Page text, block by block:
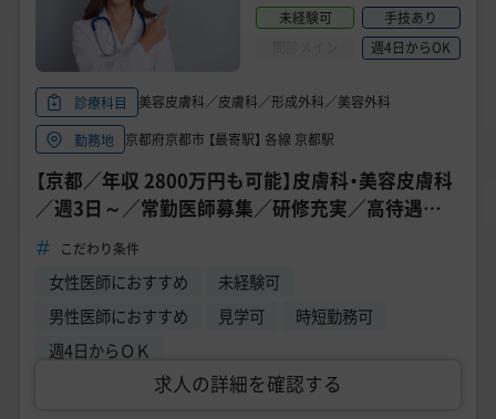
未経験可
手技あり
週4日からOK
診療科目
美容皮膚科／皮膚科／形成外科／美容外科
勤務地
京都府京都市 【最寄駅】 各線 京都駅
【京都／年収 2800万円も可能】皮膚科・美容皮膚科
／週3日～／常勤医師募集／研修充実／高待遇求
人／皮膚科・形成外科専門医募集中
こだわり条件
女性医師におすすめ
未経験可
男性医師におすすめ
見学可
時短勤務可
週4日からＯＫ
求人の詳細を確認する